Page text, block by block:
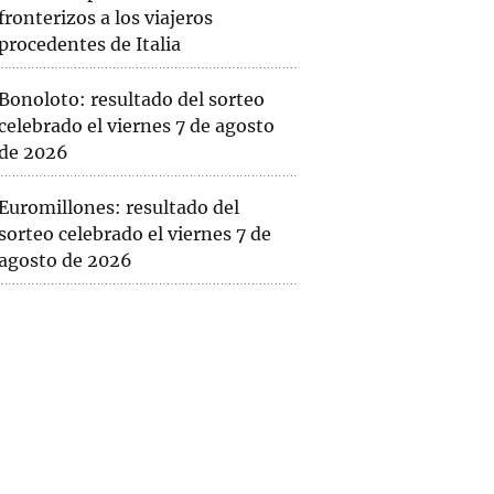
a los viajeros
de Italia
resultado del sorteo
el viernes 7 de agosto
2026
resultado del
celebrado el viernes 7 de
de 2026